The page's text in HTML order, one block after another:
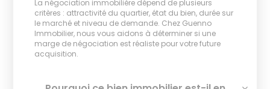
La négociation immobilière dépend de plusieurs
critères : attractivité du quartier, état du bien, durée sur
le marché et niveau de demande. Chez Guenno
Immobilier, nous vous aidons à déterminer si une
marge de négociation est réaliste pour votre future
acquisition.